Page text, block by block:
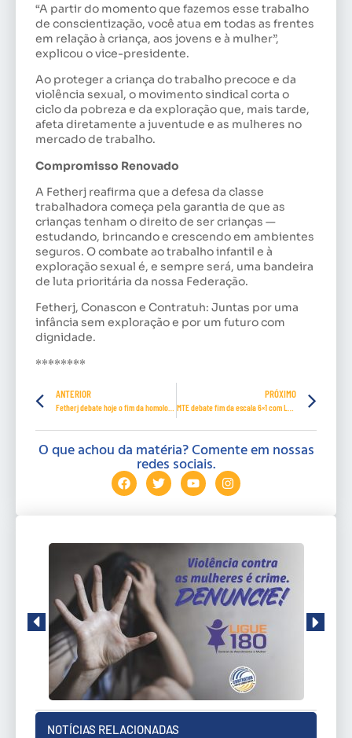
“A partir do momento que fazemos esse trabalho
de conscientização, você atua em todas as frentes
em relação à criança, aos jovens e à mulher”,
explicou o vice-presidente.
Ao proteger a criança do trabalho precoce e da
violência sexual, o movimento sindical corta o
ciclo da pobreza e da exploração que, mais tarde,
afeta diretamente a juventude e as mulheres no
mercado de trabalho.
Compromisso Renovado
A Fetherj reafirma que a defesa da classe
trabalhadora começa pela garantia de que as
crianças tenham o direito de ser crianças —
estudando, brincando e crescendo em ambientes
seguros. O combate ao trabalho infantil e à
exploração sexual é, e sempre será, uma bandeira
de luta prioritária da nossa Federação.
Fetherj, Conascon e Contratuh: Juntas por uma
infância sem exploração e por um futuro com
dignidade.
********
ANTERIOR PRÓXIMO
O que achou da matéria? Comente em nossas
redes sociais.
NOTÍCIAS RELACIONADAS